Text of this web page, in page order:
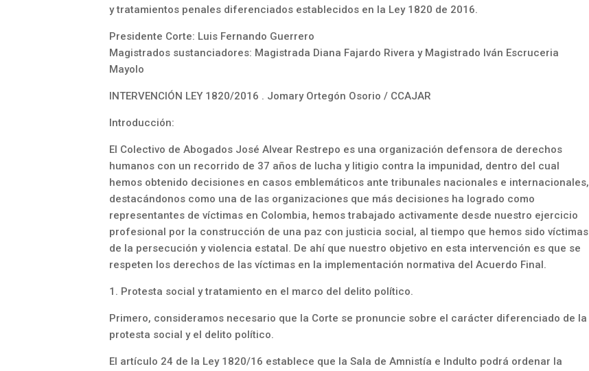
y tratamientos penales diferenciados establecidos en la Ley 1820 de 2016.
Presidente Corte: Luis Fernando Guerrero
Magistrados sustanciadores: Magistrada Diana Fajardo Rivera y Magistrado Iván Escruceria
Mayolo
INTERVENCIÓN LEY 1820/2016 . Jomary Ortegón Osorio / CCAJAR
Introducción:
El Colectivo de Abogados José Alvear Restrepo es una organización defensora de derechos
humanos con un recorrido de 37 años de lucha y litigio contra la impunidad, dentro del cual
hemos obtenido decisiones en casos emblemáticos ante tribunales nacionales e internacionales,
destacándonos como una de las organizaciones que más decisiones ha logrado como
representantes de víctimas en Colombia, hemos trabajado activamente desde nuestro ejercicio
profesional por la construcción de una paz con justicia social, al tiempo que hemos sido víctimas
de la persecución y violencia estatal. De ahí que nuestro objetivo en esta intervención es que se
respeten los derechos de las víctimas en la implementación normativa del Acuerdo Final.
1. Protesta social y tratamiento en el marco del delito político.
Primero, consideramos necesario que la Corte se pronuncie sobre el carácter diferenciado de la
protesta social y el delito político.
El artículo 24 de la Ley 1820/16 establece que la Sala de Amnistía e Indulto podrá ordenar la